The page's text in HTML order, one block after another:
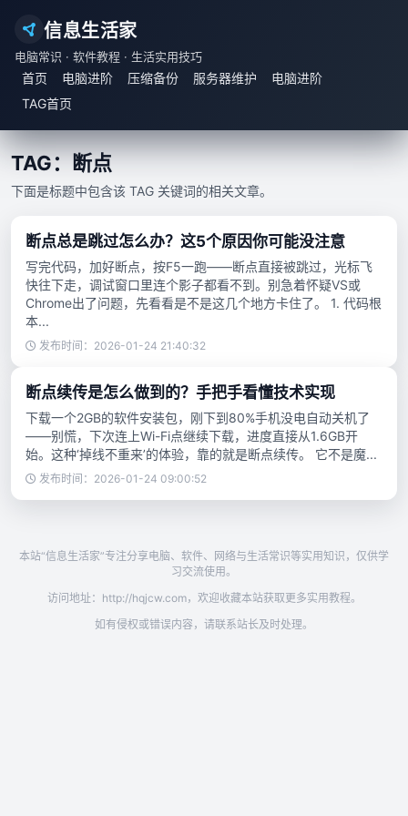
信息生活家
电脑常识 · 软件教程 · 生活实用技巧
首页 电脑进阶 压缩备份 服务器维护
电脑进阶
TAG首页
TAG：断点
下面是标题中包含该 TAG 关键词的相关文章。
断点总是跳过怎么办？这5个原因你可能没注意
写完代码，加好断点，按F5一跑——断点直接被跳过，光标飞
快往下走，调试窗口里连个影子都看不到。别急着怀疑VS或
Chrome出了问题，先看看是不是这几个地方卡住了。 1. 代码根
本...
发布时间：2026-01-24 21:40:32
断点续传是怎么做到的？手把手看懂技术实现
下载一个2GB的软件安装包，刚下到80%手机没电自动关机了
——别慌，下次连上Wi-Fi点继续下载，进度直接从1.6GB开
始。这种‘掉线不重来’的体验，靠的就是断点续传。 它不是魔...
发布时间：2026-01-24 09:00:52
本站“信息生活家”专注分享电脑、软件、网络与生活常识等实用知识，仅供学
习交流使用。
访问地址：http://hqjcw.com，欢迎收藏本站获取更多实用教程。
如有侵权或错误内容，请联系站长及时处理。